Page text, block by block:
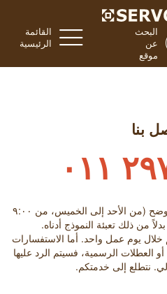
القائمة
الرئيسية
البحث
عن
موقع
بنا
يرجى التواصل معنا عبر الرقم الموضح (من الأحد إلى الخميس، من ٩:۰۰
خلال يوم عمل واحد. أما الاستفسارات
العطلات الرسمية، فسيتم الرد عليها
نتطلع إلى خدمتكم.